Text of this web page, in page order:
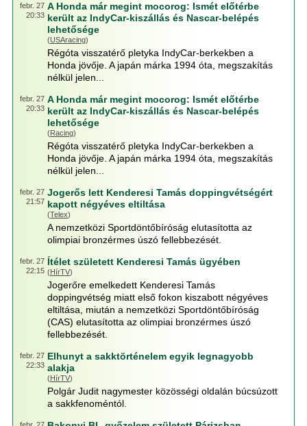
febr. 27
20:33
A Honda már megint mocorog: Ismét előtérbe
került az IndyCar-kiszállás és Nascar-belépés
lehetősége
(USAracing)
Régóta visszatérő pletyka IndyCar-berkekben a
Honda jövője. A japán márka 1994 óta, megszakítás
nélkül jelen...
febr. 27
20:33
A Honda már megint mocorog: Ismét előtérbe
került az IndyCar-kiszállás és Nascar-belépés
lehetősége
(Racing)
Régóta visszatérő pletyka IndyCar-berkekben a
Honda jövője. A japán márka 1994 óta, megszakítás
nélkül jelen...
febr. 27
21:57
Jogerős lett Kenderesi Tamás doppingvétségért
kapott négyéves eltiltása
(Telex)
A nemzetközi Sportdöntőbíróság elutasította az
olimpiai bronzérmes úszó fellebbezését.
febr. 27
22:15
Ítélet született Kenderesi Tamás ügyében
(HírTV)
Jogerőre emelkedett Kenderesi Tamás
doppingvétség miatt első fokon kiszabott négyéves
eltiltása, miután a nemzetközi Sportdöntőbíróság
(CAS) elutasította az olimpiai bronzérmes úszó
fellebbezését.
febr. 27
22:33
Elhunyt a sakktörténelem egyik legnagyobb
alakja
(HírTV)
Polgár Judit nagymester közösségi oldalán búcsúzott
a sakkfenoméntól.